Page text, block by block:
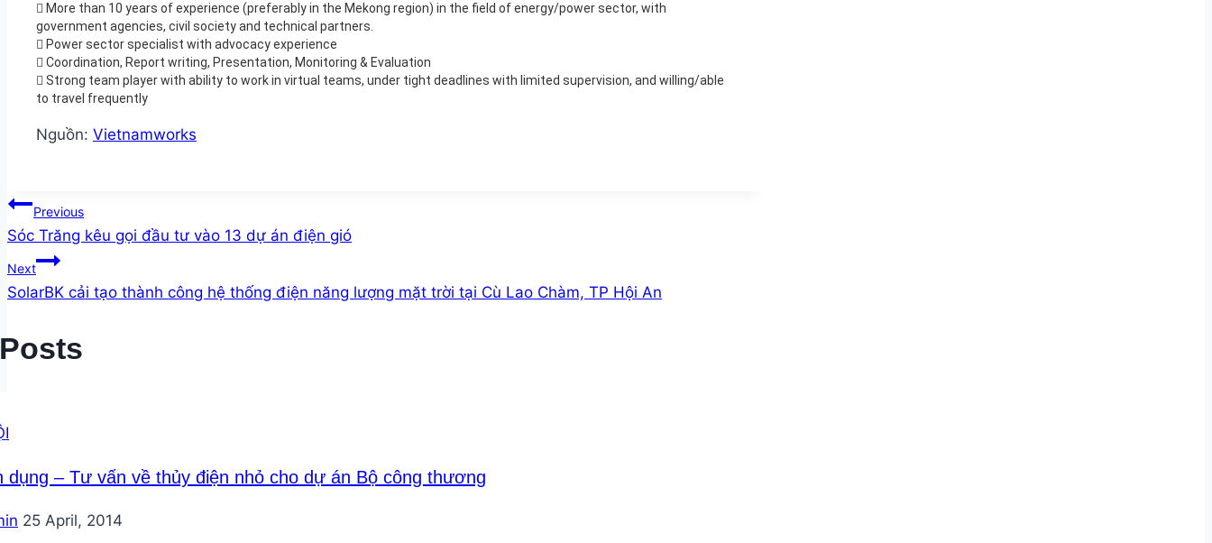
 More than 10 years of experience (preferably in the Mekong region) in the field of energy/power sector, with
government agencies, civil society and technical partners.
 Power sector specialist with advocacy experience
 Coordination, Report writing, Presentation, Monitoring & Evaluation
 Strong team player with ability to work in virtual teams, under tight deadlines with limited supervision, and willing/able
to travel frequently
Nguồn: Vietnamworks
Post
navigation
Previous
Sóc Trăng kêu gọi đầu tư vào 13 dự án điện gió
Next
SolarBK cải tạo thành công hệ thống điện năng lượng mặt trời tại Cù Lao Chàm, TP Hội An
dụng – Tư vấn về thủy điện nhỏ cho dự án Bộ công thương
25 April, 2014